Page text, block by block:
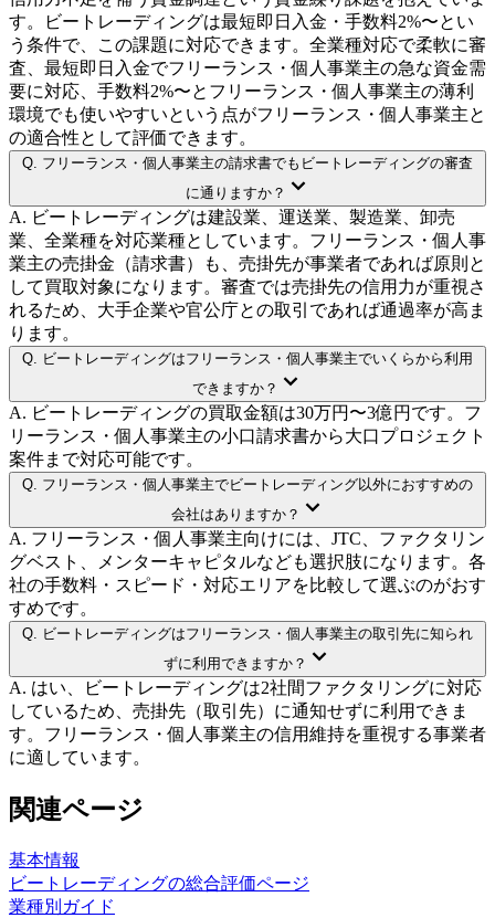
す。ビートレーディングは最短即日入金・手数料2%〜とい
う条件で、この課題に対応できます。全業種対応で柔軟に審
査、最短即日入金でフリーランス・個人事業主の急な資金需
要に対応、手数料2%〜とフリーランス・個人事業主の薄利
環境でも使いやすいという点がフリーランス・個人事業主と
の適合性として評価できます。
Q. フリーランス・個人事業主の請求書でもビートレーディングの審査
に通りますか？
A. ビートレーディングは建設業、運送業、製造業、卸売
業、全業種を対応業種としています。フリーランス・個人事
業主の売掛金（請求書）も、売掛先が事業者であれば原則と
して買取対象になります。審査では売掛先の信用力が重視さ
れるため、大手企業や官公庁との取引であれば通過率が高ま
ります。
Q. ビートレーディングはフリーランス・個人事業主でいくらから利用
できますか？
A. ビートレーディングの買取金額は30万円〜3億円です。フ
リーランス・個人事業主の小口請求書から大口プロジェクト
案件まで対応可能です。
Q. フリーランス・個人事業主でビートレーディング以外におすすめの
会社はありますか？
A. フリーランス・個人事業主向けには、JTC、ファクタリン
グベスト、メンターキャピタルなども選択肢になります。各
社の手数料・スピード・対応エリアを比較して選ぶのがおす
すめです。
Q. ビートレーディングはフリーランス・個人事業主の取引先に知られ
ずに利用できますか？
A. はい、ビートレーディングは2社間ファクタリングに対応
しているため、売掛先（取引先）に通知せずに利用できま
す。フリーランス・個人事業主の信用維持を重視する事業者
に適しています。
関連ページ
基本情報
ビートレーディングの総合評価ページ
業種別ガイド